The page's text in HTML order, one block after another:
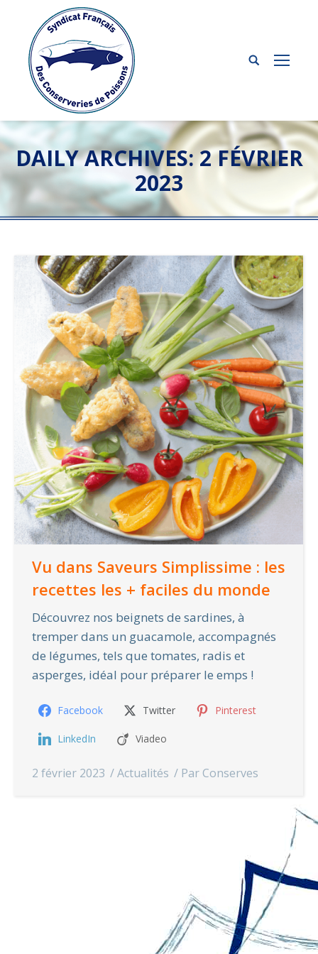
DAILY ARCHIVES:2 FÉVRIER
2023
Vu dans Saveurs Simplissime : les
recettes les + faciles du monde
Découvrez nos beignets de sardines, à
tremper dans un guacamole, accompagnés
de légumes, tels que tomates, radis et
asperges, idéal pour préparer le emps !
Facebook Twitter Pinterest
LinkedIn Viadeo
2 février 2023 Actualités Par Conserves